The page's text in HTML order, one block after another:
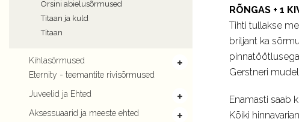
Orsini abielusõrmused
Titaan ja kuld
Titaan
Kihlasõrmused
Eternity - teemantite rivisõrmused
Juveelid ja Ehted
Aksessuaarid ja meeste ehted
RÕNGAS + 1
Tihti tullakse
briljant ka
Gerstneri
Enamasti saab
Kõiki